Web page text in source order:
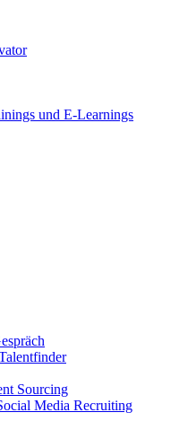
und E-Learnings
Sourcing
Media Recruiting